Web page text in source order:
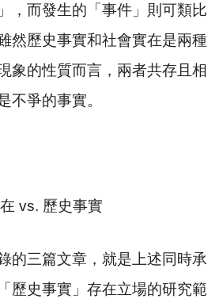
，而發生的「事件」則可類比
然歷史事實和社會實在是兩種
象的性質而言，兩者共存且相
不爭的事實。
vs. 歷史事實
三篇文章，就是上述同時承
歷史事實」存在立場的研究範